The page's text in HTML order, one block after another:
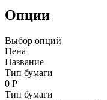
Опции
Выбор опций
Цена
Название
Тип бумаги
0 Р
Тип бумаги